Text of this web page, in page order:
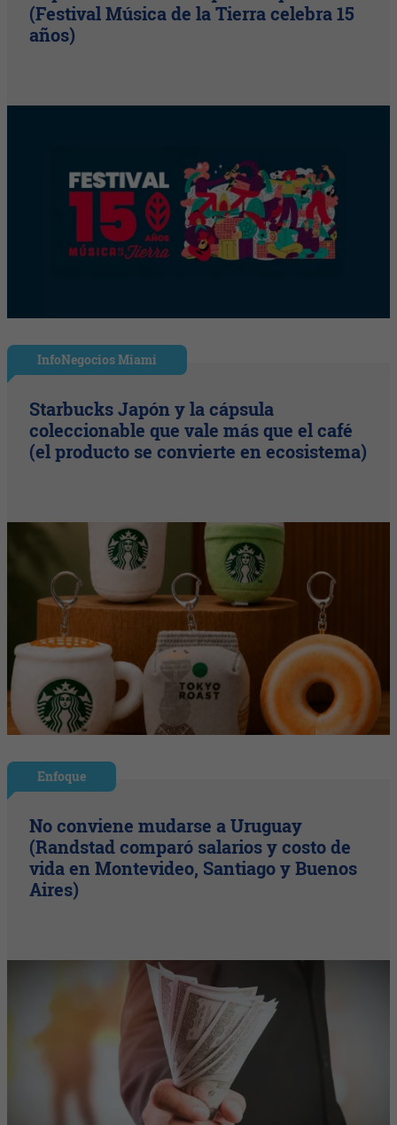
(Festival Música de la Tierra celebra 15
años)
InfoNegocios Miami
Starbucks Japón y la cápsula
coleccionable que vale más que el café
(el producto se convierte en ecosistema)
Enfoque
No conviene mudarse a Uruguay
(Randstad comparó salarios y costo de
vida en Montevideo, Santiago y Buenos
Aires)